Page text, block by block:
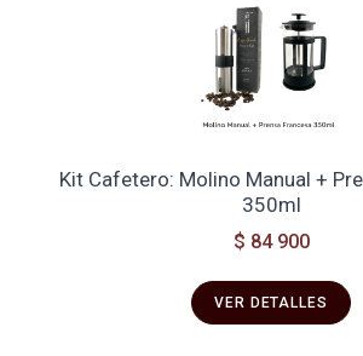
Kit Cafetero: Molino Manual +
350ml
$ 84 900
VER DETALLES